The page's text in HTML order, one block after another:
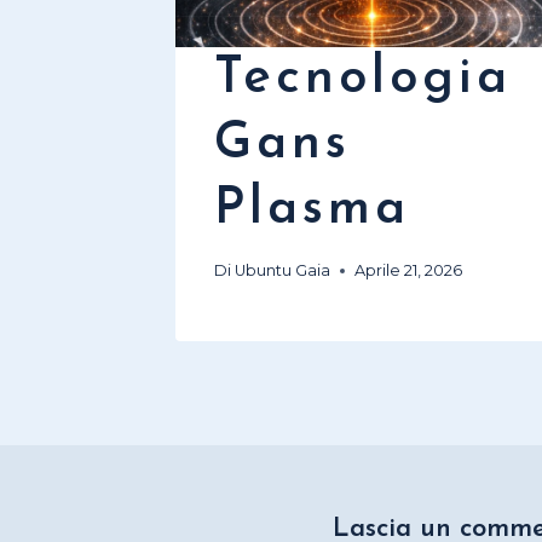
Tecnologia
Gans
Plasma
Di Ubuntu Gaia Aprile 21, 2026
Lascia un